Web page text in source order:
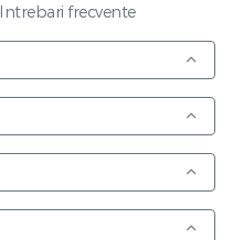
Intrebari frecvente